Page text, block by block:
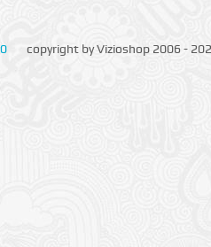
copyright by Vizioshop 2006 -